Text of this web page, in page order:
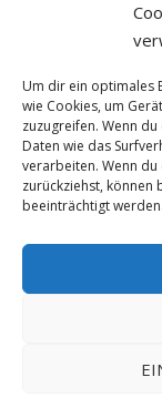
Um dir ein optimales
wie Cookies, um
zuzugreifen. Wenn
Daten wie das
verarbeiten. Wenn
zurückziehst, können
beeinträchtigt werden.
Verkehr
Vermisst
Waffen